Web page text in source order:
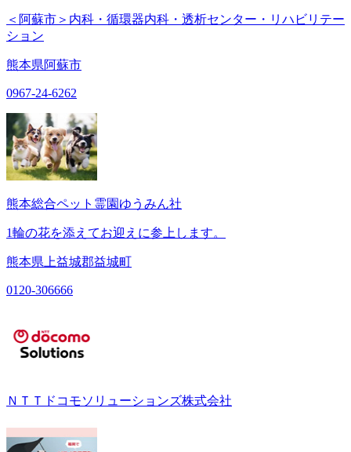
＜阿蘇市＞内科・循環器内科・透析センター・リハビリテー
ション
熊本県阿蘇市
0967-24-6262
熊本総合ペット霊園ゆうみん社
1輪の花を添えてお迎えに参上します。
熊本県上益城郡益城町
0120-306666
ＮＴＴドコモソリューションズ株式会社